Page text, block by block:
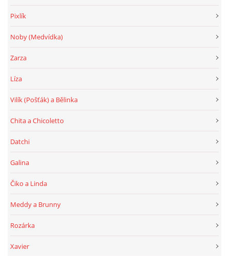
Pixlík
Noby (Medvídka)
Zarza
Líza
Vilík (Pošťák) a Bělinka
Chita a Chicoletto
Datchi
Galina
Čiko a Linda
Meddy a Brunny
Rozárka
Xavier